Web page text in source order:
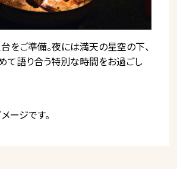
をご準備。夜には満天の星空の下、
て語り合う特別な時間をお過ごし
ージです。